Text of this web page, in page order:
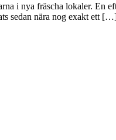
i nya fräscha lokaler.
sedan nära nog exakt ett